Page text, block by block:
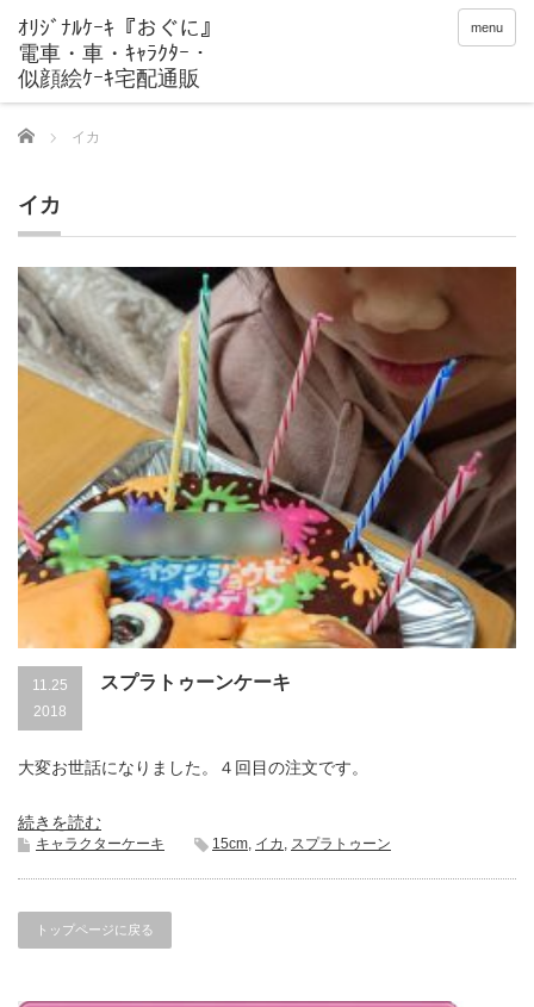
menu
Home イカ
イカ
11.25
2018
スプラトゥーンケーキ
大変お世話になりました。４回目の注文です。
続きを読む
キャラクターケーキ 15cm, イカ , スプラトゥーン
トップページに戻る